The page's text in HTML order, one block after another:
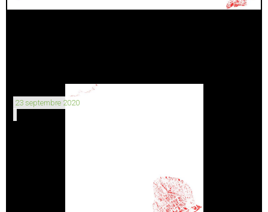
23 septembre 2020